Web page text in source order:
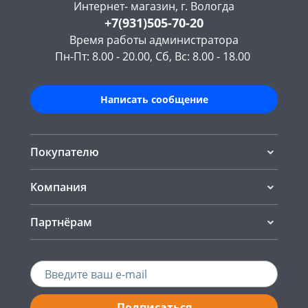
Интернет- магазин, г. Вологда
+7(931)505-70-20
Время работы администратора
Пн-Пт: 8.00 - 20.00, Сб, Вс: 8.00 - 18.00
Написать сообщение
Покупателю
Компания
Партнёрам